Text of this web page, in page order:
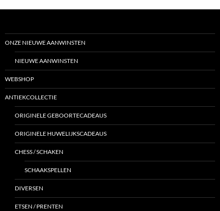
ONZE NIEUWE AANWINSTEN
NIEUWE AANWINSTEN
WEBSHOP
ANTIEKCOLLECTIE
ORIGINELE GEBOORTECADEAUS
ORIGINELE HUWELIJKSCADEAUS
CHESS / SCHAKEN
SCHAAKSPELLEN
DIVERSEN
ETSEN / PRENTEN